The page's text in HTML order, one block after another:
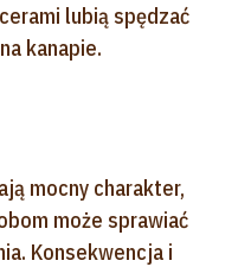
lubią spędzać
kanapie.
mocny charakter,
może sprawiać
Konsekwencja i